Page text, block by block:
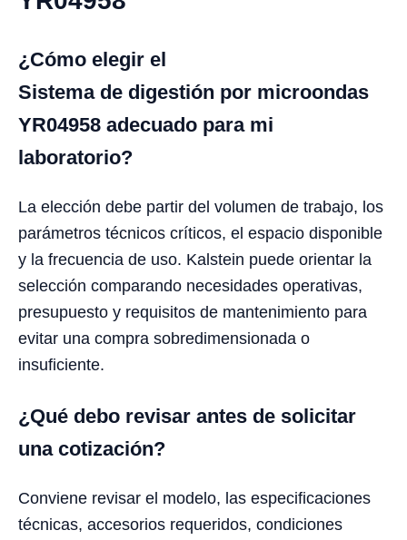
¿Cómo elegir el
Sistema de digestión por microondas
YR04958 adecuado para mi
laboratorio?
La elección debe partir del volumen de trabajo, los
parámetros técnicos críticos, el espacio disponible
y la frecuencia de uso. Kalstein puede orientar la
selección comparando necesidades operativas,
presupuesto y requisitos de mantenimiento para
evitar una compra sobredimensionada o
insuficiente.
¿Qué debo revisar antes de solicitar
una cotización?
Conviene revisar el modelo, las especificaciones
técnicas, accesorios requeridos, condiciones